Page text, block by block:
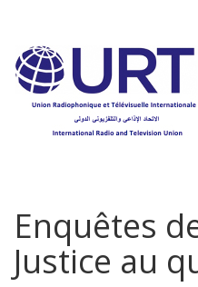
contenu
principal
Enquêtes
Justice au